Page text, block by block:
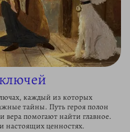
каждый из которых
тайны. Путь героя полон
вера помогают найти главное.
настоящих ценностях.